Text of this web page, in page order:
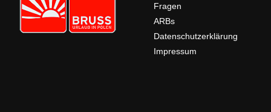
Fragen
ARBs
Datenschutzerklärung
Impressum